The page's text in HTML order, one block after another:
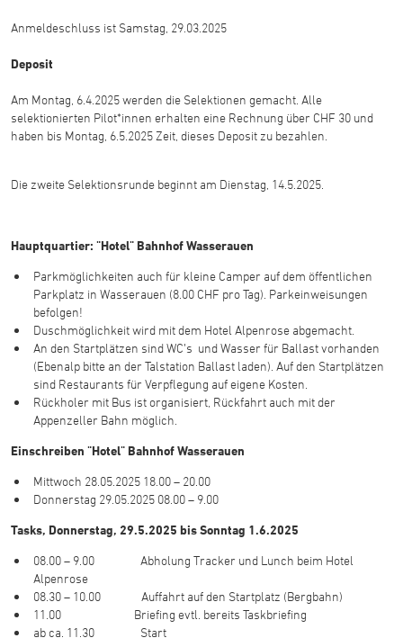
Anmeldeschluss ist Samstag, 29.03.2025
Deposit
Am Montag, 6.4.2025 werden die Selektionen gemacht. Alle
selektionierten Pilot*innen erhalten eine Rechnung über CHF 30 und
haben bis Montag, 6.5.2025 Zeit, dieses Deposit zu bezahlen.
Die zweite Selektionsrunde beginnt am Dienstag, 14.5.2025.
Hauptquartier: "Hotel" Bahnhof Wasserauen
Parkmöglichkeiten auch für kleine Camper auf dem öffentlichen
Parkplatz in Wasserauen (8.00 CHF pro Tag). Parkeinweisungen
befolgen!
Duschmöglichkeit wird mit dem Hotel Alpenrose abgemacht.
An den Startplätzen sind WC’s und Wasser für Ballast vorhanden
(Ebenalp bitte an der Talstation Ballast laden). Auf den Startplätzen
sind Restaurants für Verpflegung auf eigene Kosten.
Rückholer mit Bus ist organisiert, Rückfahrt auch mit der
Appenzeller Bahn möglich.
Einschreiben "Hotel" Bahnhof Wasserauen
Mittwoch 28.05.2025 18.00 – 20.00
Donnerstag 29.05.2025 08.00 – 9.00
Tasks, Donnerstag, 29.5.2025 bis Sonntag 1.6.2025
08.00 – 9.00 Abholung Tracker und Lunch beim Hotel
Alpenrose
08.30 – 10.00 Auffahrt auf den Startplatz (Bergbahn)
11.00 Briefing evtl. bereits Taskbriefing
ab ca. 11.30 Start